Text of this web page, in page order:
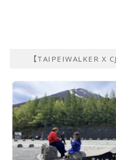
【TAIPEIWALKER X